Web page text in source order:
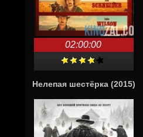
02:00:00
Нелепая шестёрка (2015)